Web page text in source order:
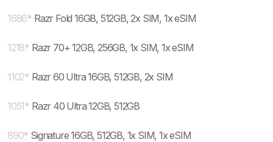
1686* Razr Fold 16GB, 512GB, 2x SIM, 1x eSIM
1218* Razr 70+ 12GB, 256GB, 1x SIM, 1x eSIM
1102* Razr 60 Ultra 16GB, 512GB, 2x SIM
1051* Razr 40 Ultra 12GB, 512GB
890* Signature 16GB, 512GB, 1x SIM, 1x eSIM